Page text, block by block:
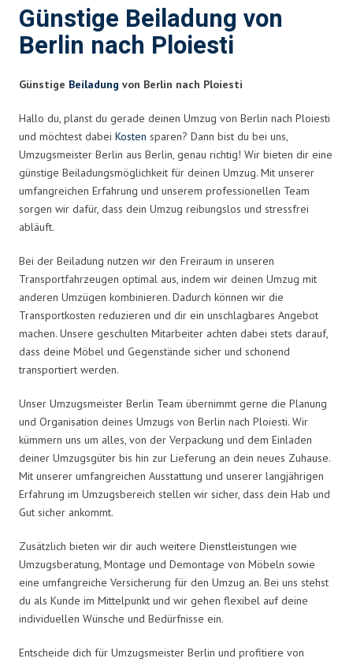
Günstige Beiladung von
Berlin nach Ploiesti
Günstige Beiladung von Berlin nach Ploiesti
Hallo du, planst du gerade deinen Umzug von Berlin nach Ploiesti
und möchtest dabei Kosten sparen? Dann bist du bei uns,
Umzugsmeister Berlin aus Berlin, genau richtig! Wir bieten dir eine
günstige Beiladungsmöglichkeit für deinen Umzug. Mit unserer
umfangreichen Erfahrung und unserem professionellen Team
sorgen wir dafür, dass dein Umzug reibungslos und stressfrei
abläuft.
Bei der Beiladung nutzen wir den Freiraum in unseren
Transportfahrzeugen optimal aus, indem wir deinen Umzug mit
anderen Umzügen kombinieren. Dadurch können wir die
Transportkosten reduzieren und dir ein unschlagbares Angebot
machen. Unsere geschulten Mitarbeiter achten dabei stets darauf,
dass deine Möbel und Gegenstände sicher und schonend
transportiert werden.
Unser Umzugsmeister Berlin Team übernimmt gerne die Planung
und Organisation deines Umzugs von Berlin nach Ploiesti. Wir
kümmern uns um alles, von der Verpackung und dem Einladen
deiner Umzugsgüter bis hin zur Lieferung an dein neues Zuhause.
Mit unserer umfangreichen Ausstattung und unserer langjährigen
Erfahrung im Umzugsbereich stellen wir sicher, dass dein Hab und
Gut sicher ankommt.
Zusätzlich bieten wir dir auch weitere Dienstleistungen wie
Umzugsberatung, Montage und Demontage von Möbeln sowie
eine umfangreiche Versicherung für den Umzug an. Bei uns stehst
du als Kunde im Mittelpunkt und wir gehen flexibel auf deine
individuellen Wünsche und Bedürfnisse ein.
Entscheide dich für Umzugsmeister Berlin und profitiere von